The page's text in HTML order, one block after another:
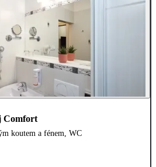
Comfort
koutem a fénem, WC